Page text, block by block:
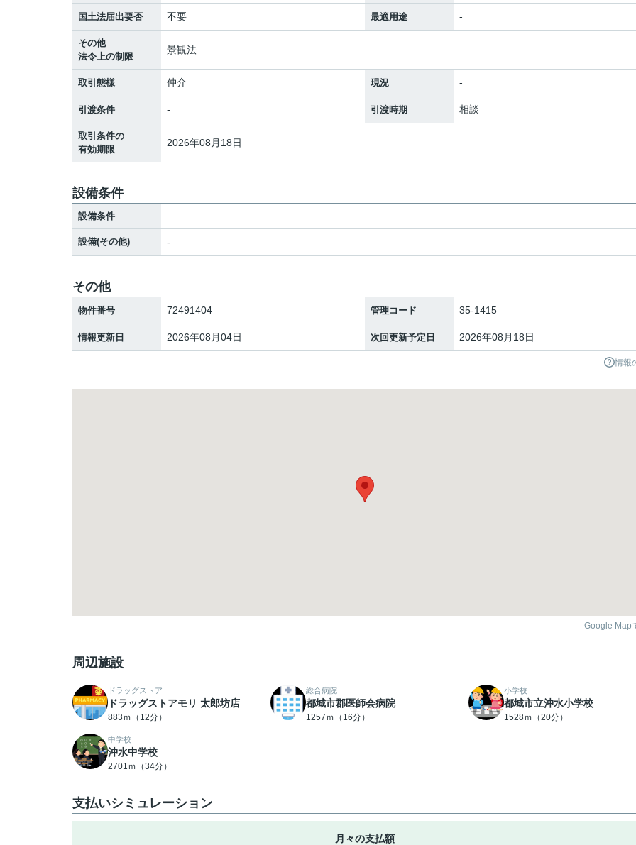
国土法届出要否 不要 最適用途 -
その他
法令上の制限
景観法
取引態様 仲介 現況 -
引渡条件 - 引渡時期 相談
取引条件の
有効期限
2026年08月18日
設備条件
設備条件
設備(その他) -
その他
物件番号 72491404 管理コード 35-1415
情報更新日 2026年08月04日 次回更新予定日 2026年08月18日
情報
Google Map
周辺施設
ドラッグストア
ドラッグストアモリ 太郎坊店
883ｍ（12分）
総合病院
都城市郡医師会病院
1257ｍ（16分）
小学校
都城市立沖水小学校
1528ｍ（20分）
中学校
沖水中学校
2701ｍ（34分）
支払いシミュレーション
月々の支払額